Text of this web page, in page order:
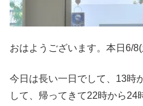
おはようございます。本日6/8(
今日は長い一日でして、13時
して、帰ってきて22時から24